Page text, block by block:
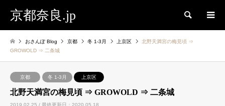
京都奈良.jp 検索
おさんぽ Blog 京都 冬 1-3月 上京区
北野天満宮の梅見頃 ⇒
GROWOLD ⇒ 二条城
京都 冬 1-3月 上京区
北野天満宮の梅見頃 ⇒ GROWOLD ⇒ 二条城
2019.02.25 / 最終更新日：2020.05.18